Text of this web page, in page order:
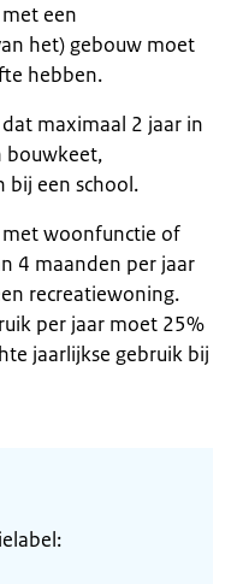
een
het) gebouw moet
hebben.
maximaal 2 jaar in
bouwkeet,
een school.
met woonfunctie of
4 maanden per jaar
recreatiewoning.
per jaar moet 25%
jaarlijkse gebruik bij